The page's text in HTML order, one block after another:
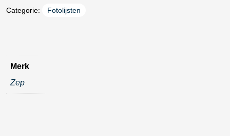
Categorie:
Fotolijsten
Merk
Zep